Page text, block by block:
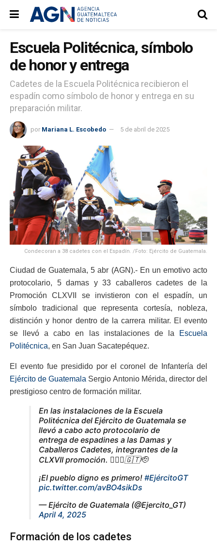
Escuela Politécnica, símbolo
de honor y entrega
Cadetes de la Escuela Politécnica recibieron el
espadín como símbolo de honor y entrega en su
preparación militar.
por Mariana L. Escobedo 5 de abril de 2025
Condecoran a 38 cadetes con el Espadín. /Foto: Ejército de Guatemala.
Ciudad de Guatemala, 5 abr (AGN).- En un emotivo acto
protocolario, 5 damas y 33 caballeros cadetes de la
Promoción CLXVII se invistieron con el espadín, un
símbolo tradicional que representa cortesía, nobleza,
distinción y honor dentro de la carrera militar. El evento
se llevó a cabo en las instalaciones de la Escuela
Politécnica, en San Juan Sacatepéquez.
El evento fue presidido por el coronel de Infantería del
Ejército de Guatemala Sergio Antonio Mérida, director del
prestigioso centro de formación militar.
En las instalaciones de la Escuela
Politécnica del Ejército de Guatemala se
llevó a cabo acto protocolario de
entrega de espadines a las Damas y
Caballeros Cadetes, integrantes de la
CLXVII promoción. 💂🏼‍♀️🇬🇹🫡
¡El pueblo digno es primero! #EjércitoGT
pic.twitter.com/avBO4sikDs
— Ejército de Guatemala (@Ejercito_GT)
April 4, 2025
Formación de los cadetes